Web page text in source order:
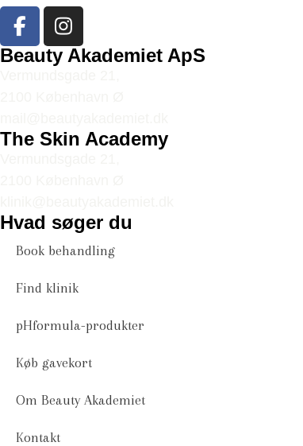
Beauty Akademiet ApS
The Skin Academy
Hvad søger du
Book behandling
Find klinik
pHformula-produkter
Køb gavekort
Om Beauty Akademiet
Kontakt